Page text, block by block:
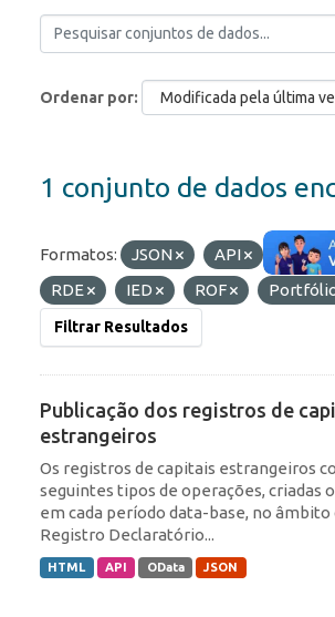
Ordenar por
1 conjunto de dados
Formatos: JSON API HTML
RDE
IED ROF
Filtrar Resultados
Publicação dos registros de
estrangeiros
Os registros de capitais estrangeiros
seguintes tipos de operações, criadas
em cada período data-base, no âmbito
Registro Declaratório...
HTML API OData JSON